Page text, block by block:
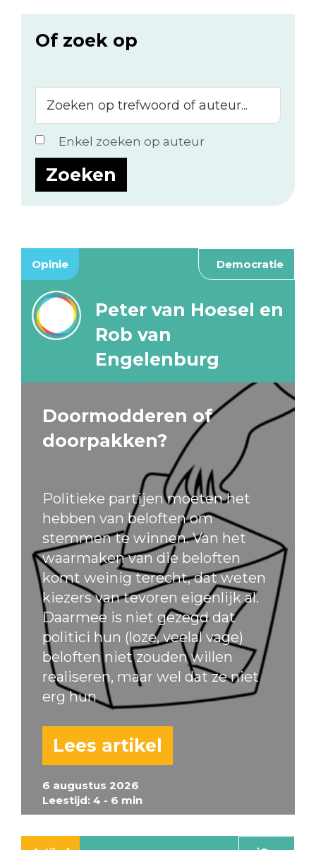
Of zoek op
op
trefwoord
of
auteur...
Enkel zoeken op auteur
Opinie Democratie
6 augustus 2026
Leestijd: 4 - 6 min
Peter van Hoesel en
Rob van
Engelenburg
Doormodderen of
doorpakken?
Politieke partijen moeten het
hebben van beloften om
stemmen te winnen. Van het
waarmaken van die beloften
komt weinig terecht, dat weten
kiezers van tevoren eigenlijk al.
Daarmee is niet gezegd dat
politici hun (loze, veelal vage)
beloften niet zouden willen
realiseren, maar wel dat ze niet
erg hun
Lees artikel